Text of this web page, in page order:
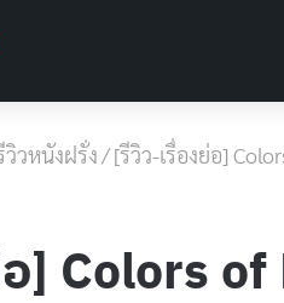
วิวหนังฝรั่ง/[รีวิว-เรื่องย่อ]
] Colors